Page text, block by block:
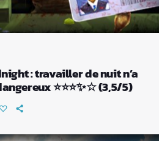
: travailler de nuit n’a
jamais été aussi dangereux ⭐⭐⭐✨☆ (3,5/5)